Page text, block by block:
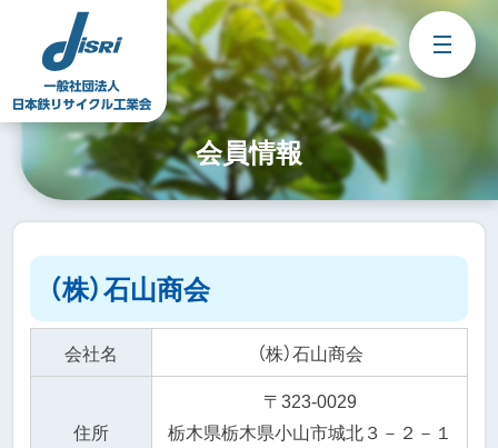
content
会員情報
（株）石山商会
会社名 （株）石山商会
住所
〒323-0029
栃木県栃木県小山市城北３－２－１